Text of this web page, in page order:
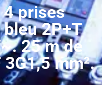
4 prises
2P+T
25 m de
mm².